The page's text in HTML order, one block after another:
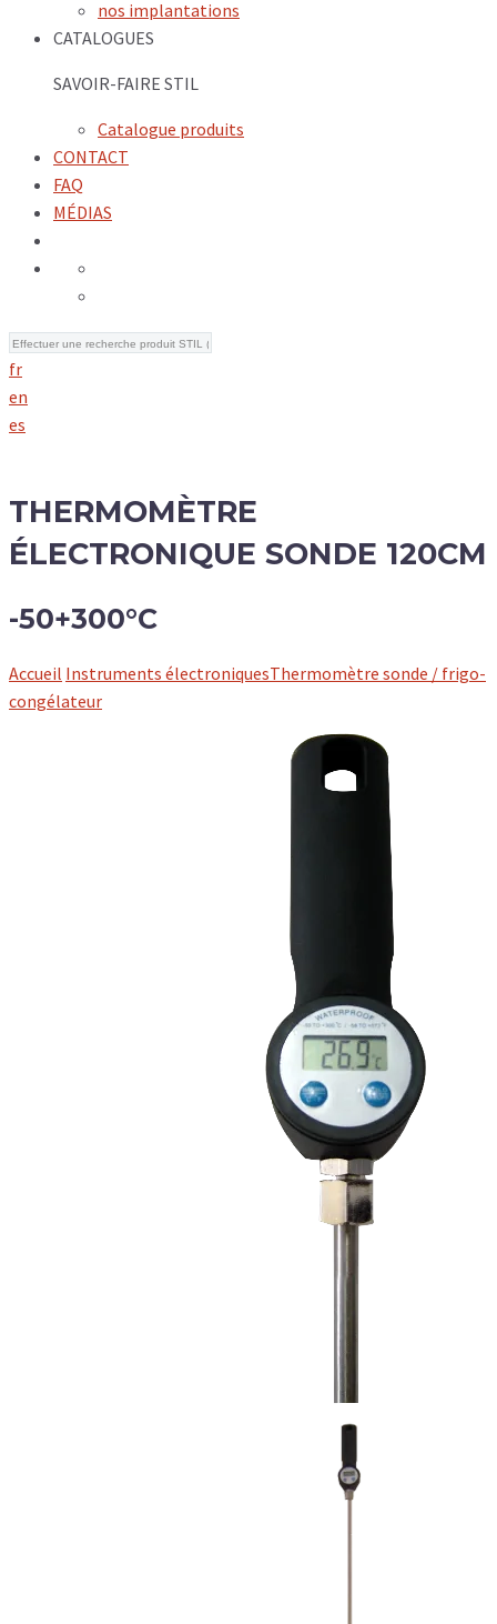
nos implantations
CATALOGUES
SAVOIR-FAIRE STIL
Catalogue produits
CONTACT
FAQ
MÉDIAS
fr
en
es
THERMOMÈTRE
ÉLECTRONIQUE SONDE 120CM
-50+300°C
Accueil Instruments électroniquesThermomètre sonde / frigo-
congélateur